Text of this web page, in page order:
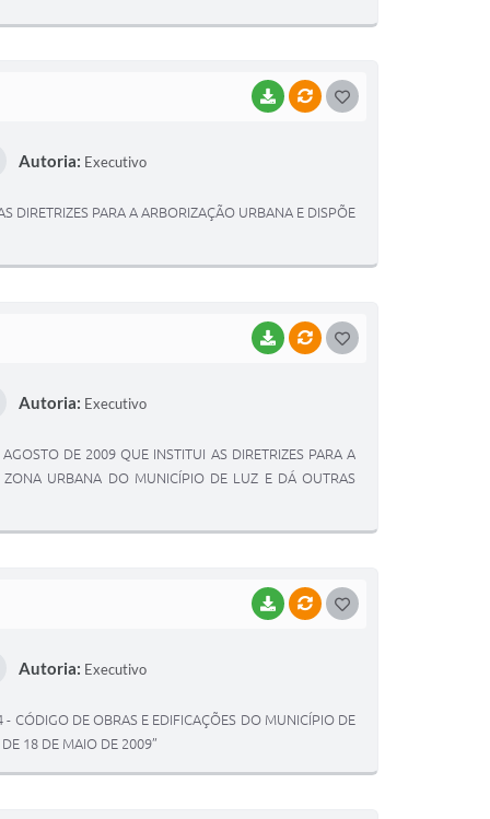
BAIXARVÍNCULOS
I
Autoria: Executivo
PARA A ARBORIZAÇÃO URBANA E DISPÕE
BAIXARVÍNCULOS
Autoria: Executivo
DE 2009 QUE INSTITUI AS DIRETRIZES PARA A
ZONA URBANA DO MUNICÍPIO DE LUZ E DÁ OUTRAS
BAIXARVÍNCULOS
I
Autoria: Executivo
CÓDIGO DE OBRAS E EDIFICAÇÕES DO MUNICÍPIO DE
18 DE MAIO DE 2009”